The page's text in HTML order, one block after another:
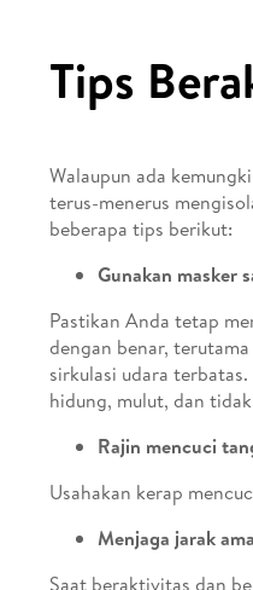
Tips
Walaupun ada
terus-menerus
beberapa tips berikut:
Gunakan masker
Pastikan Anda tetap
dengan benar,
sirkulasi udara
hidung, mulut, dan
Rajin mencuci
Usahakan kerap
Menjaga jarak
Saat beraktivitas dan